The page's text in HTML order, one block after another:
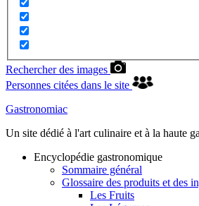
Rechercher des images
Personnes citées dans le site
Gastronomiac
Un site dédié à l'art culinaire et à la haute
Encyclopédie gastronomique
Sommaire général
Glossaire des produits et des
Les Fruits